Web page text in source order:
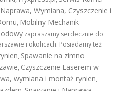
Wymiana, Czyszczenie i
, Mobilny Mechanik
zapraszamy serdecznie do
i okolicach. Posiadamy też
, Spawanie na zimno
, Czyszczenie Laserem w
wymiana i montaż rynien,